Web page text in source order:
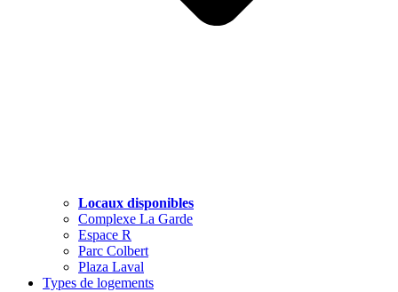
Locaux disponibles
Complexe La Garde
Espace R
Parc Colbert
Plaza Laval
Types de logements